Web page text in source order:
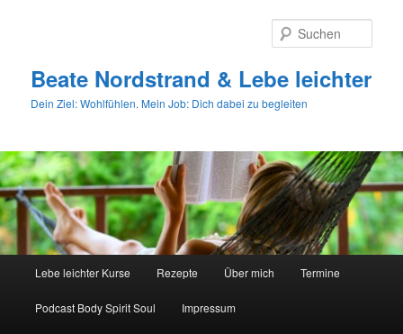
Beate Nordstrand & Lebe leichter
Dein Ziel: Wohlfühlen. Mein Job: Dich dabei zu begleiten
Lebe leichter Kurse Rezepte Über mich Termine
Podcast Body Spirit Soul Impressum